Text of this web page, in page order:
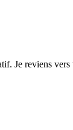
Je reviens